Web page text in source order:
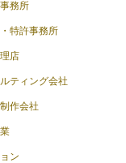
務所
特許事務所
店
ティング会社
作会社
ン